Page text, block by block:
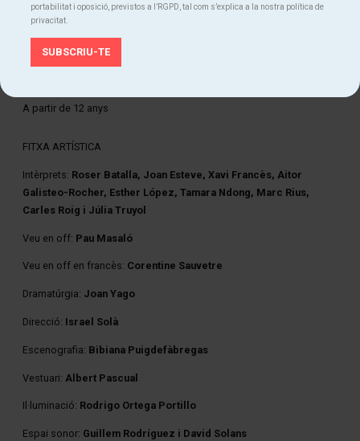
Teatre
Idiomes
Castellà Anglès
A partir de 12 anys
FITXA ARTÍSTICA
Intèrprets: Roser Batalla, Joan Esteve, Xavi Francès, Aitor
Galisteo-Rocher, Esther López, Tamara Ndong, Marc Rius,
Carles Roig i Júlia Truyol
Veu en off: Pau Masaló
Veu en off en francès: Corentine Sauvetre
Dramatúrgia: Joan Yago
Direcció: Israel Solà
Escenografia: Bibiana Puigdefàbregas
Vestuari: Albert Pascual
Il·luminació: Rodrigo Ortega Portillo
Espai sonor: Guillem Rodríguez i David Solans
portabilitat i oposició, previstos a l’RGPD, tal com s’explica a la nostra política de
privacitat.